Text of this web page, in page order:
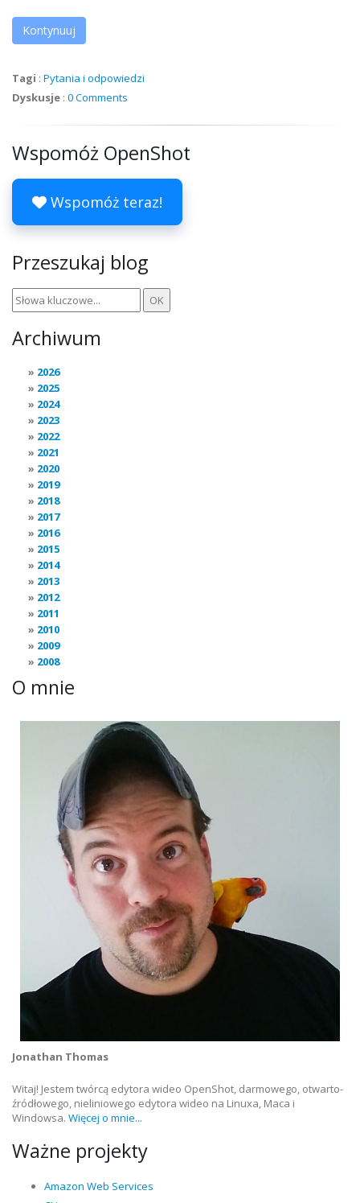
Kontynuuj
Tagi : Pytania i odpowiedzi
Dyskusje : 0 Comments
Wspomóż OpenShot
Wspomóż teraz!
Przeszukaj blog
Archiwum
2026
2025
2024
2023
2022
2021
2020
2019
2018
2017
2016
2015
2014
2013
2012
2011
2010
2009
2008
O mnie
Jonathan Thomas
Witaj! Jestem twórcą edytora wideo OpenShot, darmowego, otwarto-
źródłowego, nieliniowego edytora wideo na Linuxa, Maca i
Windowsa. Więcej o mnie...
Ważne projekty
Amazon Web Services